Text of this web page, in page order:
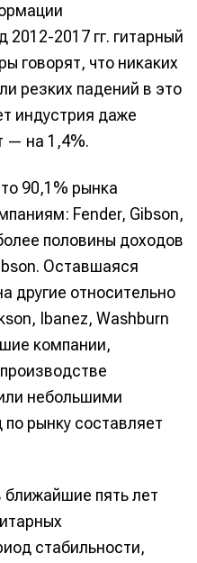
2012-2017 гг. гитарный
говорят, что никаких
резких падений в это
индустрия даже
— на 1,4%.
90,1% рынка
Fender, Gibson,
половины доходов
Оставшаяся
другие относительно
Ibanez, Washburn
компании,
небольшими
рынку составляет
ближайшие пять лет
стабильности,